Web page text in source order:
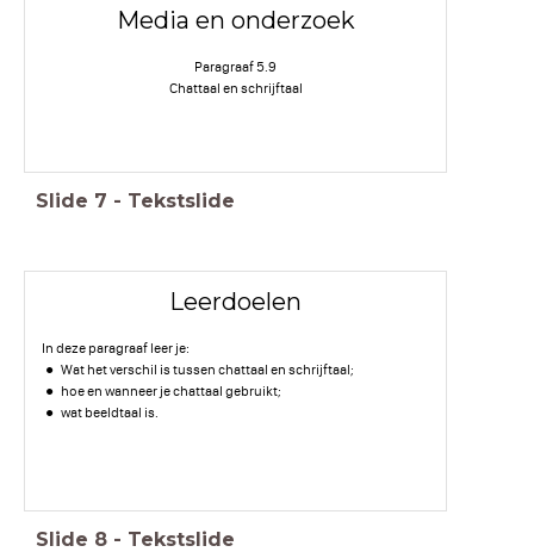
Media en onderzoek
Paragraaf 5.9
Chattaal en schrijftaal
Slide 7 - Tekstslide
Leerdoelen
In deze paragraaf leer je:
Wat het verschil is tussen chattaal en schrijftaal;
hoe en wanneer je chattaal gebruikt;
wat beeldtaal is.
Slide 8 - Tekstslide